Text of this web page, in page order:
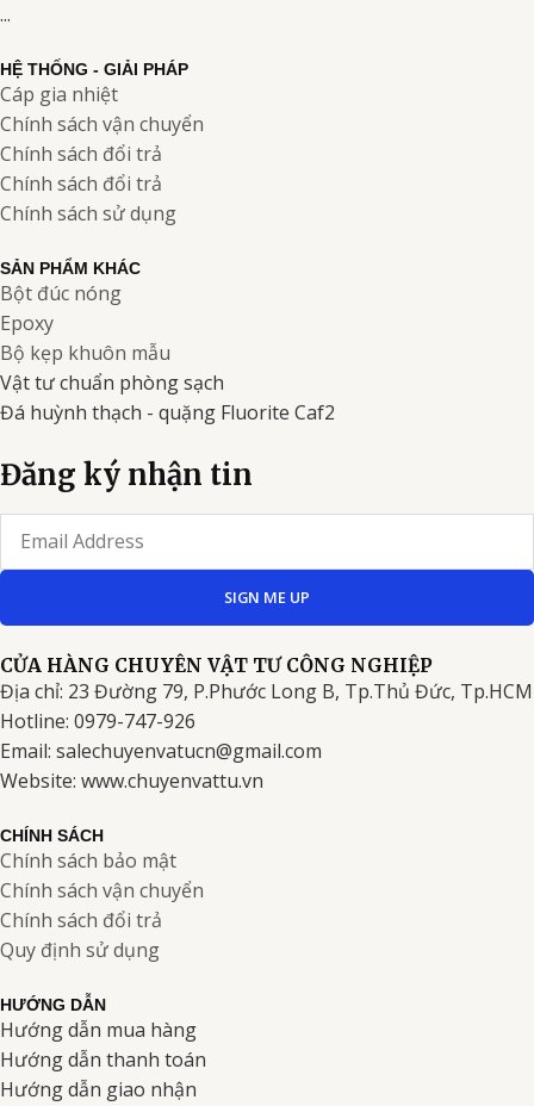
...
HỆ THỐNG - GIẢI PHÁP
Cáp gia nhiệt
Chính sách vận chuyển
Chính sách đổi trả
Chính sách đổi trả
Chính sách sử dụng
SẢN PHẨM KHÁC
Bột đúc nóng
Epoxy
Bộ kẹp khuôn mẫu
Vật tư chuẩn phòng sạch
Đá huỳnh thạch - quặng Fluorite Caf2
Đăng ký nhận tin
SIGN ME UP
CỬA HÀNG CHUYÊN VẬT TƯ CÔNG NGHIỆP
Địa chỉ: 23 Đường 79, P.Phước Long B, Tp.Thủ Đức, Tp.HCM
Hotline: 0979-747-926
Email: salechuyenvatucn@gmail.com
Website: www.chuyenvattu.vn
CHÍNH SÁCH
Chính sách bảo mật
Chính sách vận chuyển
Chính sách đổi trả
Quy định sử dụng
HƯỚNG DẪN
Hướng dẫn mua hàng
Hướng dẫn thanh toán
Hướng dẫn giao nhận